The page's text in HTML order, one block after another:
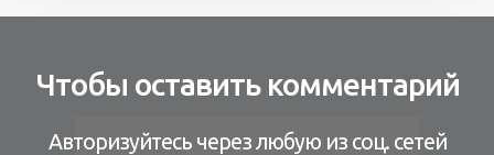
Чтобы оставить комментарий
Авторизуйтесь через любую из соц. сетей